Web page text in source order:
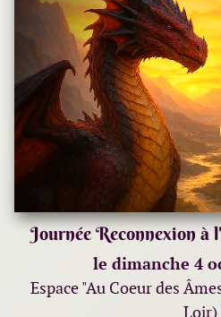
Journée Reconnexion à
le dimanche 4
Espace "Au Coeur des
Loir)